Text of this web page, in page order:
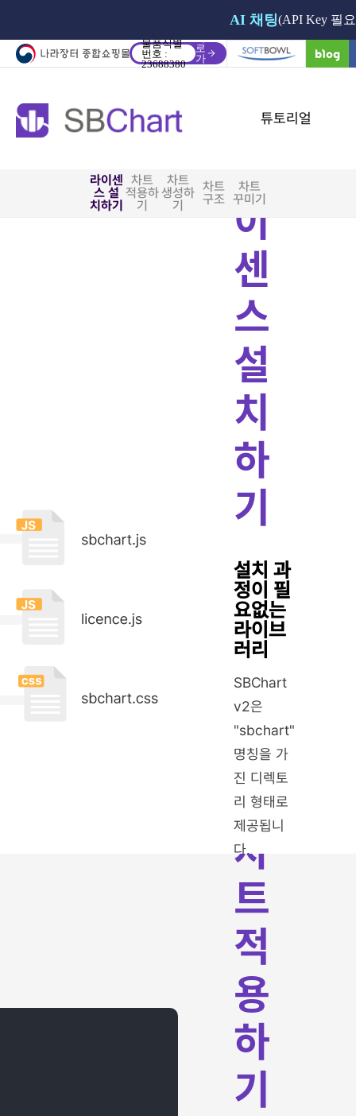
AI 채팅(API Key 필
물품식별
번호 :
23688380
바
로
가
기
튜토리얼
라이센
스 설
치하기
차트
적용하
기
차트
생성하
기
차트
구조
차트
꾸미기
라
이
센
스
설
치
하
기
설치 과
정이 필
요없는
라이브
러리
SBChart
v2은
"sbchart"
명칭을 가
진 디렉토
리 형태로
제공됩니
다.
기본 형태
를 원하는
팅 후 차트
제작을 바
로 시작해
보세요!
차
트
적
용
하
기